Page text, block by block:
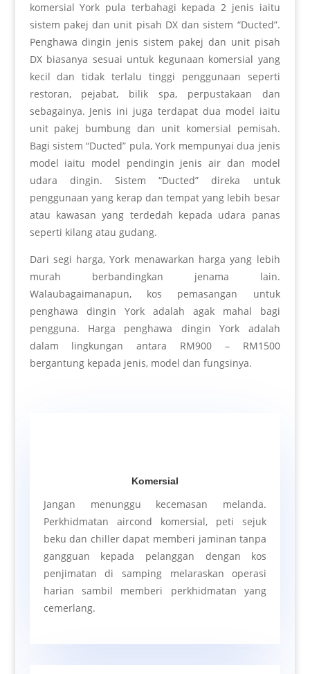
komersial York pula terbahagi kepada 2 jenis iaitu
sistem pakej dan unit pisah DX dan sistem “Ducted”.
Penghawa dingin jenis sistem pakej dan unit pisah
DX biasanya sesuai untuk kegunaan komersial yang
kecil dan tidak terlalu tinggi penggunaan seperti
restoran, pejabat, bilik spa, perpustakaan dan
sebagainya. Jenis ini juga terdapat dua model iaitu
unit pakej bumbung dan unit komersial pemisah.
Bagi sistem “Ducted” pula, York mempunyai dua jenis
model iaitu model pendingin jenis air dan model
udara dingin. Sistem “Ducted” direka untuk
penggunaan yang kerap dan tempat yang lebih besar
atau kawasan yang terdedah kepada udara panas
seperti kilang atau gudang.
Dari segi harga, York menawarkan harga yang lebih
murah berbandingkan jenama lain.
Walaubagaimanapun, kos pemasangan untuk
penghawa dingin York adalah agak mahal bagi
pengguna. Harga penghawa dingin York adalah
dalam lingkungan antara RM900 – RM1500
bergantung kepada jenis, model dan fungsinya.
Komersial
Jangan menunggu kecemasan melanda.
Perkhidmatan aircond komersial, peti sejuk
beku dan chiller dapat memberi jaminan tanpa
gangguan kepada pelanggan dengan kos
penjimatan di samping melaraskan operasi
harian sambil memberi perkhidmatan yang
cemerlang.